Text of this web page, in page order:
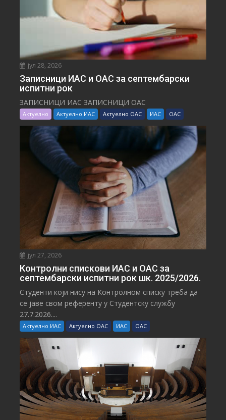
јул 28, 2026
Записници ИАС и ОАС за септембарски
испитни рок
ЗАПИСНИЦИ ИАС ЗАПИСНИЦИ ОАС
Актуелно Актуелно ИАС Актуелно ОАС ИАС ОАС
јул 27, 2026
Контролни спискови ИАС и ОАС за
септембарски испитни рок шк. 2025/2026.
Студенти који нису на Контролном списку треба да
се јаве свом референту у Студентску службу
27.7.2026....
Актуелно ИАС Актуелно ОАС ИАС ОАС